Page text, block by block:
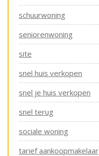
schuurwoning
seniorenwoning
site
snel huis verkopen
snel je huis verkopen
snel terug
sociale woning
tarief aankoopmakelaar